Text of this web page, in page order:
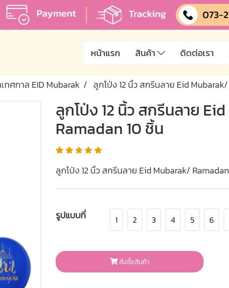
หน้าแรก สินค้า ติดต่อเรา
ทศกาล EID Mubarak ลูกโป่ง 12 นิ้ว สกรีนลาย Eid
ลูกโป่ง 12 นิ้ว สกรีนลาย
Ramadan 10 ชิ้น
ลูกโป่ง 12 นิ้ว สกรีนลาย Eid Mubarak/
รูปแบบที่ 1 2 3 4 5 6
สั่งซื้อสินค้า